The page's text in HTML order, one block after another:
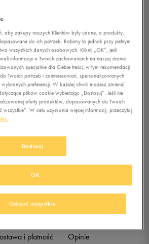
(0)
50 STYLE
dostępny, otrzymasz od nas powiadomienie.
o dostępności
w salonach
i płatność Opinie
aby zakupy naszych Klientów były udane, a produkty,
do ich potrzeb. Robimy to jednak przy pełnym
wszystkich danych osobowych. Kliknij „OK”, jeśli
informacje o Twoich zachowaniach na naszej stronie
specjalnie dla Ciebie treści, w tym rekomendacji
Twoich potrzeb i zainteresowań, spersonalizowanych
preferencji. W każdej chwili możesz zmienić
plików cookie wybierając „Dostosuj”. Jeśli nie
oferty produktów, dopasowanych do Twoich
wszystkie”. W celu uzyskania więcej informacji, przeczytaj
Dostosuj
Odrzuć wszystkie
OK